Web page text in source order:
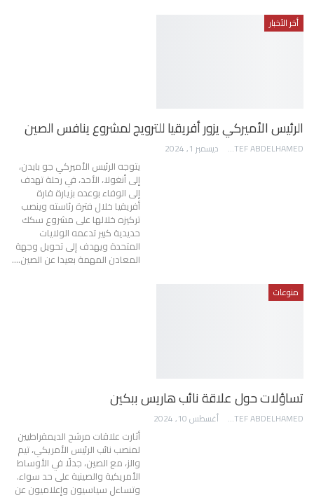
أخر الأخبار
الرئيس الأميركي يزور أفريقيا للترويج لمشروع ينافس الصين
AWATEF ABDELHAMED ديسمبر 1, 2024
يتوجه الرئيس الأميركي جو بايدن،
إلى أنغولا، الأحد، في رحلة تهدف
إلى الوفاء بوعده بزيارة قارة
أفريقيا خلال فترة رئاسته وينصب
تركيزه خلالها على مشروع سكك ​​
حديدية كبير تدعمه الولايات
المتحدة ويهدف إلى تحويل وجهة
المعادن المهمة بعيدا عن الصين.…
منوعات
تساؤلات حول علاقة نائب هاريس ببكين
AWATEF ABDELHAMED أغسطس 10, 2024
أثارت علاقات مرشح الديمقراطيين
لمنصب نائب الرئيس الأمريكي، تيم
والز، مع الصين، جدلًا في الأوساط
الأمريكية والصينية على حد سواء.
وتساءل سياسيون وإعلاميون عن